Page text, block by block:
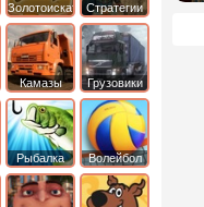
ЗолотоискательСтратегии
Камазы Грузовики
Рыбалка Волейбол